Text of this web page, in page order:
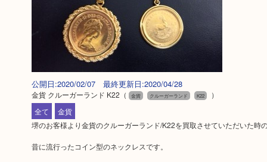
公開日:2020/02/07 最終更新日:2020/04/28
金貨 クルーガーランド K22 （ 金貨 クルーガーランド K22
）
全て
金貨
堺のお客様より金貨のクルーガーランド/K22を買取させていただいた時の
昔に流行ったコイン型のネックレスです。